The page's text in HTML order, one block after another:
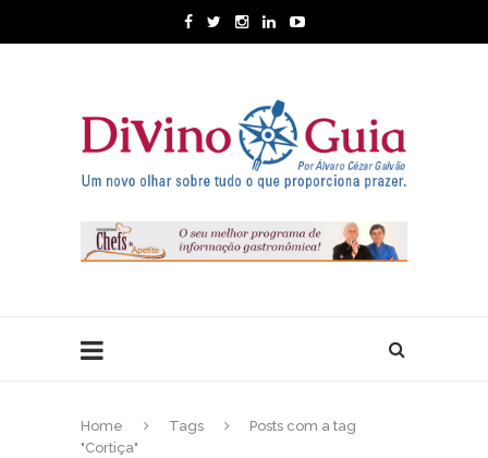
Home Tags
Posts com a tag
"Cortiça"